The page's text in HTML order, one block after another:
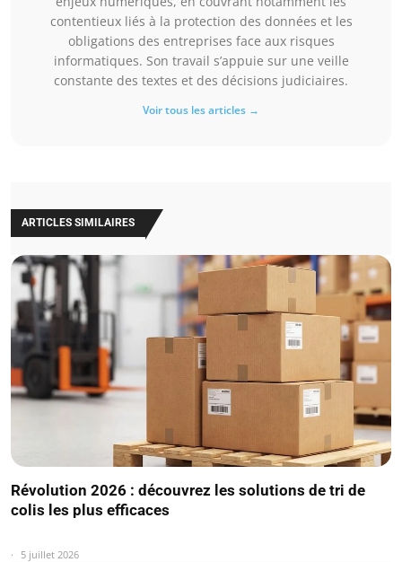
contentieux liés à la protection des données et les
obligations des entreprises face aux risques
informatiques. Son travail s’appuie sur une veille
constante des textes et des décisions judiciaires.
Voir tous les articles →
ARTICLES SIMILAIRES
Révolution 2026 : découvrez les solutions de tri de
colis les plus efficaces
5 juillet 2026